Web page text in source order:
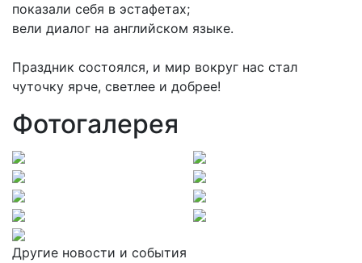
показали себя в эстафетах;
вели диалог на английском языке.
Праздник состоялся, и мир вокруг нас стал
чуточку ярче, светлее и добрее!
Фотогалерея
Другие новости и события